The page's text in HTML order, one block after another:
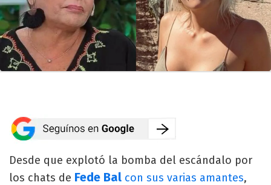
Desde que explotó la bomba del escándalo por
los chats de Fede Bal con sus varias amantes,